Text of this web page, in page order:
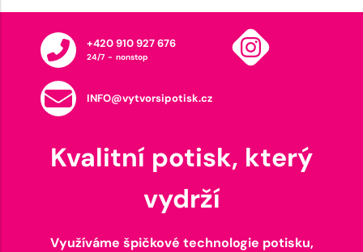
+420 910 927 676
24/7 - nonstop
INFO@vytvorsipotisk.cz
Kvalitní potisk, který
vydrží
Využíváme špičkové technologie potisku,